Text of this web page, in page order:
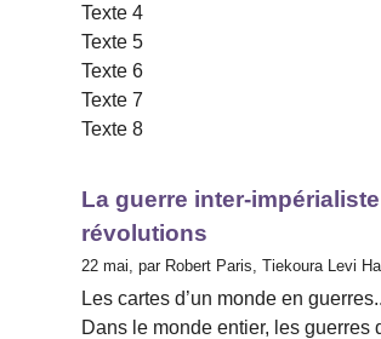
Texte 4
Texte 5
Texte 6
Texte 7
Texte 8
La guerre inter-
révolutions
22 mai, par Robert Paris, Tiekoura Levi
Les cartes d’un monde en
Dans le monde entier, les guerres